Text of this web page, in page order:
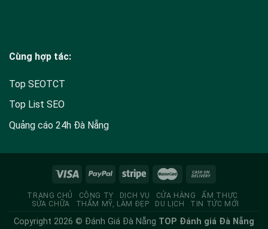
Cùng hợp tác:
Top SEOTCT
Top List SEO
Quảng cáo 24h Đà Nẵng
TRANG CHỦ CÔNG TY DỊCH VỤ CỬA HÀNG
ẨM THỰC
SỬA CHỮA
THẨM MỸ, LÀM ĐẸP DU LỊCH TIN TỨC MỚI
Copyright 2026 © Đánh Giá Đà Nẵng TOP Đánh giá Đà Nẵng